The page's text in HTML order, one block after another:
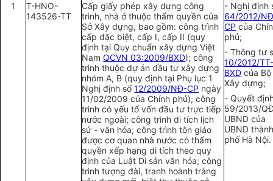
1
T-HNO-
143526-TT
Cấp giấy phép xây dựng công
trình, nhà ở thuộc thẩm quyền của
Sở Xây dựng, bao gồm: công trình
cấp đặc biệt, cấp I, cấp II (quy
định tại Quy chuẩn xây dựng Việt
NamQCVN 03:2009/BXD); công
trình thuộc dự án đầu tư xây dựng
nhóm A, B (quy định tại Phụ lục 1
Nghị định số12/2009/NĐ-CP ngày
11/02/2009 của Chính phủ); công
trình có yếu tố vốn đầu tư trực tiếp
nước ngoài; công trình di tích lịch
sử - văn hóa; công trình tôn giáo
được cơ quan nhà nước có thẩm
quyền xếp hạng di tích theo quy
định của Luật Di sản văn hóa; công
trình tượng đài, tranh hoành tráng
- Nghị định
64/2012/
CP của
phủ;
-Thông tư
10/2012/
BXD của Bộ
Xây dựng;
- Quyết
59/2013/
UBND của
UBNDt
phố Hà Nội.